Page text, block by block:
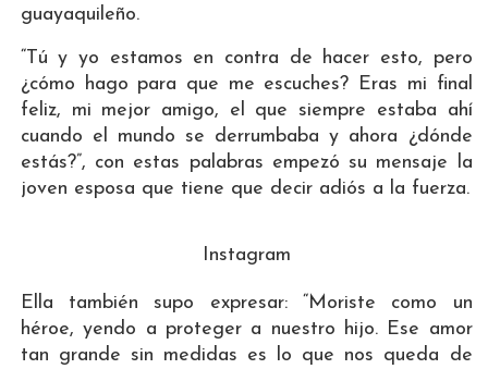
guayaquileño.
“Tú y yo estamos en contra de hacer esto, pero
¿cómo hago para que me escuches? Eras mi final
feliz, mi mejor amigo, el que siempre estaba ahí
cuando el mundo se derrumbaba y ahora ¿dónde
estás?”, con estas palabras empezó su mensaje la
joven esposa que tiene que decir adiós a la fuerza.
Instagram
Ella también supo expresar: “Moriste como un
héroe, yendo a proteger a nuestro hijo. Ese amor
tan grande sin medidas es lo que nos queda de